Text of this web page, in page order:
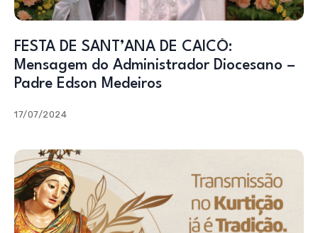
FESTA DE SANT’ANA DE CAICÓ:
Mensagem do Administrador Diocesano –
Padre Edson Medeiros
17/07/2024